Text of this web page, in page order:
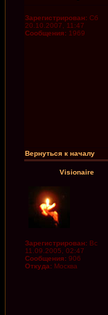
Зарегистрирован: Сб
20.10.2007, 11:47
Сообщения: 1969
Вернуться к началу
Visionaire
Зарегистрирован: Вс
11.09.2005, 02:47
Сообщения: 906
Откуда: Москва